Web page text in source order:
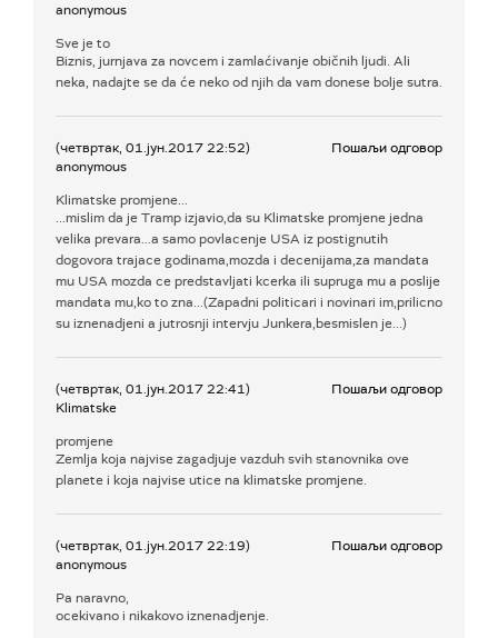
anonymous
Sve je to
Biznis, jurnjava za novcem i zamlaćivanje običnih ljudi. Ali
neka, nadajte se da će neko od njih da vam donese bolje sutra.
(четвртак, 01.јун.2017 22:52)
anonymous
Пошаљи одговор
Klimatske promjene...
...mislim da je Tramp izjavio,da su Klimatske promjene jedna
velika prevara...a samo povlacenje USA iz postignutih
dogovora trajace godinama,mozda i decenijama,za mandata
mu USA mozda ce predstavljati kcerka ili supruga mu a poslije
mandata mu,ko to zna...(Zapadni politicari i novinari im,prilicno
su iznenadjeni a jutrosnji intervju Junkera,besmislen je...)
(четвртак, 01.јун.2017 22:41)
Klimatske
Пошаљи одговор
promjene
Zemlja koja najvise zagadjuje vazduh svih stanovnika ove
planete i koja najvise utice na klimatske promjene.
(четвртак, 01.јун.2017 22:19)
anonymous
Пошаљи одговор
Pa naravno,
ocekivano i nikakovo iznenadjenje.